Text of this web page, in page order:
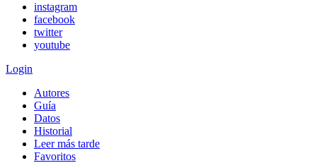
instagram
facebook
twitter
youtube
Login
Autores
Guía
Datos
Historial
Leer más tarde
Favoritos